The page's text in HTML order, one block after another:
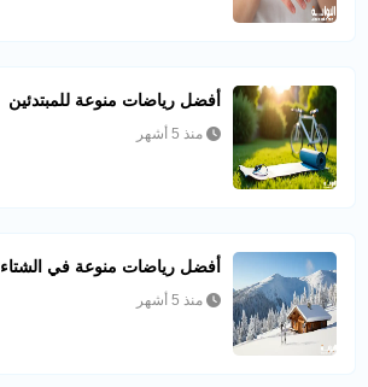
أفضل رياضات منوعة للمبتدئين
منذ 5 أشهر
أفضل رياضات منوعة في الشتاء
منذ 5 أشهر